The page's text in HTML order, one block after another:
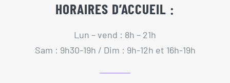
HORAIRES D’ACCUEIL :
Lun – vend : 8h – 21h
Sam : 9h30-19h / Dim : 9h-12h et 16h-19h